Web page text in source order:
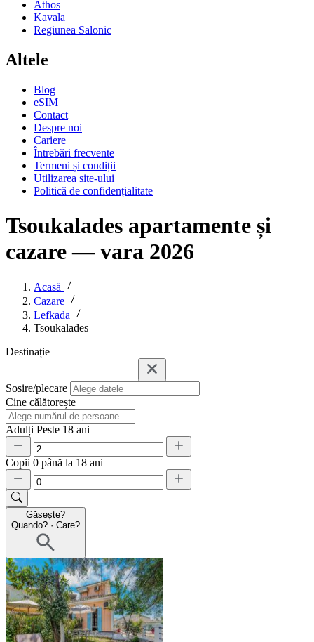
Athos
Kavala
Regiunea Salonic
Altele
Blog
eSIM
Contact
Despre noi
Cariere
Întrebări frecvente
Termeni și condiții
Utilizarea site-ului
Politică de confidențialitate
Tsoukalades apartamente și
cazare — vara 2026
Acasă
Cazare
Lefkada
Tsoukalades
Destinație
Sosire/plecare
Cine călătorește
Adulți Peste 18 ani
Copii 0 până la 18 ani
Găsește?
Quando? · Care?